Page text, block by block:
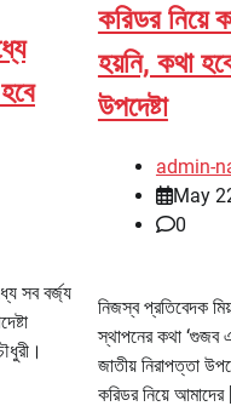
সব বর্জ্য
করিডর নিয়ে
হয়নি, কথা
উপদেষ্টা
admin-
May
0
নিজস্ব প্রতিবেদক
স্থাপনের কথা ‘গুজব
জাতীয় নিরাপত্তা
করিডর নিয়ে